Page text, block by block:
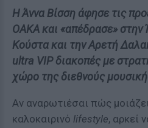
Η Άννα Βίσση άφησε τις
ΟΑΚΑ και «απέδρασε» στην
Κούστα και την Αρετή
ultra VIP διακοπές με
χώρο της διεθνούς
Αν αναρωτιέσαι πώς
καλοκαιρινό lifestyle, αρκεί